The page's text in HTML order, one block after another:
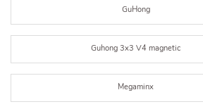
GuHong
Guhong 3x3 V4 magnetic
Megaminx